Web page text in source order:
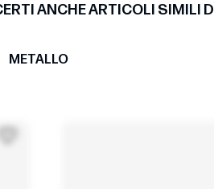
ANCHE ARTICOLI SIMILI DI
METALLO